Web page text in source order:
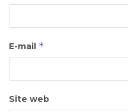
E-mail *
Site web